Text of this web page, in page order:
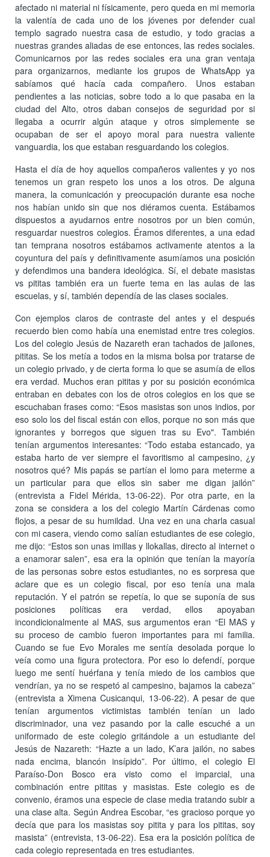
afectado ni material ni físicamente, pero queda en mi memoria
la valentía de cada uno de los jóvenes por defender cual
templo sagrado nuestra casa de estudio, y todo gracias a
nuestras grandes aliadas de ese entonces, las redes sociales.
Comunicarnos por las redes sociales era una gran ventaja
para organizarnos, mediante los grupos de WhatsApp ya
sabíamos qué hacía cada compañero. Unos estaban
pendientes a las noticias, sobre todo a lo que pasaba en la
ciudad del Alto, otros daban consejos de seguridad por si
llegaba a ocurrir algún ataque y otros simplemente se
ocupaban de ser el apoyo moral para nuestra valiente
vanguardia, los que estaban resguardando los colegios.
Hasta el día de hoy aquellos compañeros valientes y yo nos
tenemos un gran respeto los unos a los otros. De alguna
manera, la comunicación y preocupación durante esa noche
nos habían unido sin que nos diéramos cuenta. Estábamos
dispuestos a ayudarnos entre nosotros por un bien común,
resguardar nuestros colegios. Éramos diferentes, a una edad
tan temprana nosotros estábamos activamente atentos a la
coyuntura del país y definitivamente asumíamos una posición
y defendimos una bandera ideológica. Sí, el debate masistas
vs pititas también era un fuerte tema en las aulas de las
escuelas, y sí, también dependía de las clases sociales.
Con ejemplos claros de contraste del antes y el después
recuerdo bien como había una enemistad entre tres colegios.
Los del colegio Jesús de Nazareth eran tachados de jailones,
pititas. Se los metía a todos en la misma bolsa por tratarse de
un colegio privado, y de cierta forma lo que se asumía de ellos
era verdad. Muchos eran pititas y por su posición económica
entraban en debates con los de otros colegios en los que se
escuchaban frases como: “Esos masistas son unos indios, por
eso solo los del fiscal están con ellos, porque no son más que
ignorantes y borregos que siguen tras su Evo". También
tenían argumentos interesantes: “Todo estaba estancado, ya
estaba harto de ver siempre el favoritismo al campesino, ¿y
nosotros qué? Mis papás se partían el lomo para meterme a
un particular para que ellos sin saber me digan jailón”
(entrevista a Fidel Mérida, 13-06-22). Por otra parte, en la
zona se considera a los del colegio Martín Cárdenas como
flojos, a pesar de su humildad. Una vez en una charla casual
con mi casera, viendo como salían estudiantes de ese colegio,
me dijo: “Estos son unas imillas y llokallas, directo al internet o
a enamorar salen”, esa era la opinión que tenían la mayoría
de las personas sobre estos estudiantes, no es sorpresa que
aclare que es un colegio fiscal, por eso tenía una mala
reputación. Y el patrón se repetía, lo que se suponía de sus
posiciones políticas era verdad, ellos apoyaban
incondicionalmente al MAS, sus argumentos eran “El MAS y
su proceso de cambio fueron importantes para mi familia.
Cuando se fue Evo Morales me sentía desolada porque lo
veía como una figura protectora. Por eso lo defendí, porque
luego me sentí huérfana y tenía miedo de los cambios que
vendrían, ya no se respetó al campesino, bajamos la cabeza”
(entrevista a Ximena Cusicanqui, 13-06-22). A pesar de que
tenían argumentos victimistas también tenían un lado
discriminador, una vez pasando por la calle escuché a un
uniformado de este colegio gritándole a un estudiante del
Jesús de Nazareth: “Hazte a un lado, K’ara jailón, no sabes
nada encima, blancón insípido”. Por último, el colegio El
Paraíso-Don Bosco era visto como el imparcial, una
combinación entre pititas y masistas. Este colegio es de
convenio, éramos una especie de clase media tratando subir a
una clase alta. Según Andrea Escobar, “es gracioso porque yo
decía que para los masistas soy pitita y para los pititas, soy
masista” (entrevista, 13-06-22). Esa era la posición política de
cada colegio representada en tres estudiantes.